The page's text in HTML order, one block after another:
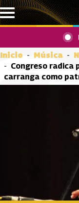
Pasar al contenido
Inicio Música
Congreso radica
carranga como